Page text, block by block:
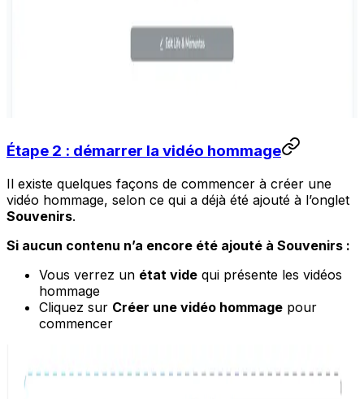
Étape 2 : démarrer la vidéo hommage
Il existe quelques façons de commencer à créer une
vidéo hommage, selon ce qui a déjà été ajouté à l’onglet
Souvenirs.
Si aucun contenu n’a encore été ajouté à Souvenirs :
Vous verrez un état vide qui présente les vidéos
hommage
Cliquez sur Créer une vidéo hommage pour
commencer